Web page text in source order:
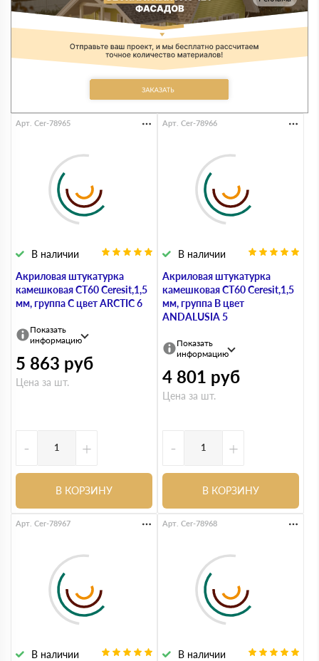
Акриловая штукатурка
камешковая СТ60 Ceresit,1,5
мм, группа С цвет ARCTIC 6
В наличии
Арт. Cer-78965
Показать
информацию
5 863 руб
Цена за шт.
- +
В КОРЗИНУ
Акриловая штукатурка
камешковая СТ60 Ceresit,1,5
мм, группа B цвет
ANDALUSIA 5
В наличии
Арт. Cer-78966
Показать
информацию
4 801 руб
Цена за шт.
- +
В КОРЗИНУ
В наличии
Арт. Cer-78967
В наличии
Арт. Cer-78968